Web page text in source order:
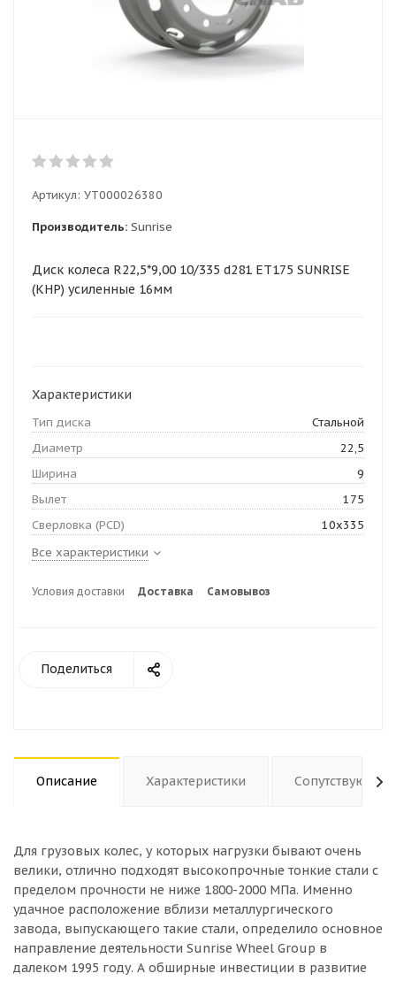
Артикул: УТ000026380
Производитель: Sunrise
Диск колеса R22,5*9,00 10/335 d281 ET175 SUNRISE
(КНР) усиленные 16мм
Характеристики
Тип диска
Стальной
Диаметр
22,5
Ширина
9
Вылет
175
Сверловка (PCD)
10х335
Все характеристики
Условия доставки Доставка Самовывоз
Поделиться
Описание Характеристики
Для грузовых колес, у которых нагрузки бывают очень
велики, отлично подходят высокопрочные тонкие стали с
пределом прочности не ниже 1800-2000 МПа. Именно
удачное расположение вблизи металлургического
завода, выпускающего такие стали, определило основное
направление деятельности Sunrise Wheel Group в
далеком 1995 году. А обширные инвестиции в развитие